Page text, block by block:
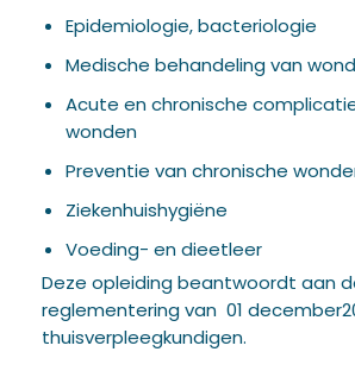
Epidemiologie, bacteriologie
Medische behandeling van
Acute en chronische
wonden
Preventie van chronische
Ziekenhuishygiëne
Voeding- en dieetleer
Deze opleiding beantwoordt aan
reglementering van 01
thuisverpleegkundigen.